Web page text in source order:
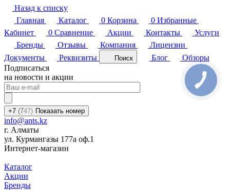
Назад к списку
Главная
Каталог 0 Корзина 0 Избранные
Кабинет
0 Сравнение Акции Контакты
Услуги
Бренды
Отзывы Компания
Лицензии
Документы
Реквизиты Поиск Блог
Обзоры
Подписаться
на новости и акции
+7 (747) Показать номер
info@ants.kz
г. Алматы
ул. Курмангазы 177а оф.1
Интернет-магазин
Каталог
Акции
Бренды